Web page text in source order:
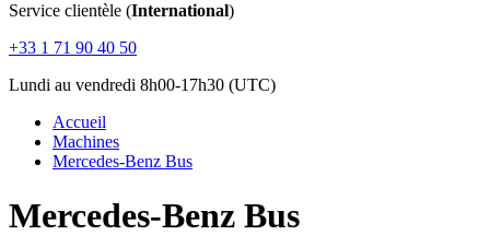
Service clientèle (International)
+33 1 71 90 40 50
Lundi au vendredi 8h00-17h30 (UTC)
Accueil
Machines
Mercedes-Benz Bus
Mercedes-Benz Bus